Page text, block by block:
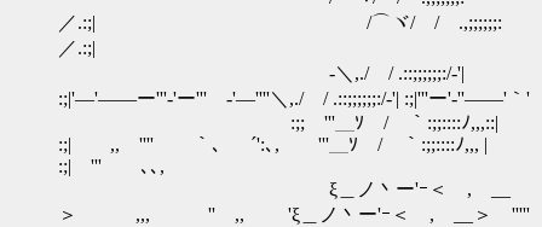
／.:;| /⌒ヾ/ / .,;;;;;;:
／.:;|
-＼,./ / .::;;;;;;:/‐'|
:;|'―'――ー'''‐'ー''' ‐'―''''＼,./ / .::;;;;;;:/‐'| :;|'''ー'-''――'｀'
:;; '''＿ｿ / ｀:;;::::ﾉ,,,::|
:;| ,, '''' ｀、 ´':､, '''＿ｿ / ｀:;;::::ﾉ,,, |
:;| ''' ､､,
ξ＿ノ丶ー'ｰ＜ ,ゝ__
＞ ,,, '' ,, 'ξ＿ノ丶ー'ｰ＜ ,ゝ__＞ '''''